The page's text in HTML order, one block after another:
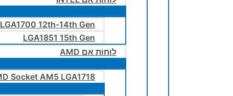
LGA1700 12th-14th Gen
LGA1851 15th Gen
לוחות אם AMD
Socket AM5 LGA1718